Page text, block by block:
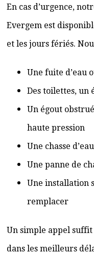
En cas d’urgence,
Evergem est
et les jours fériés.
Une fuite d’eau
Des toilettes, un
Un égout
haute pression
Une chasse
Une panne de
Une installation
remplacer
Un simple appel
dans les meilleurs